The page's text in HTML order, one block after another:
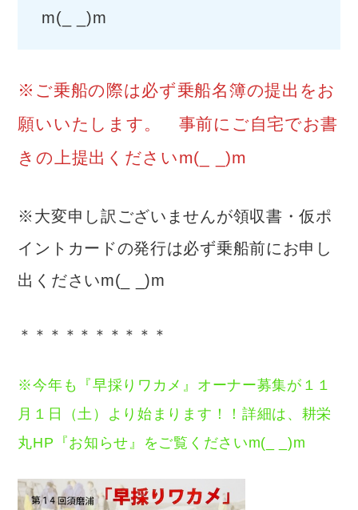
m(_ _)m
※ご乗船の際は必ず乗船名簿の提出をお
願いいたします。 事前にご自宅でお書
きの上提出くださいm(_ _)m
※大変申し訳ございませんが領収書・仮ポ
イントカードの発行は必ず乗船前にお申し
出くださいm(_ _)m
＊＊＊＊＊＊＊＊＊＊
※今年も『早採りワカメ』オーナー募集が１１
月１日（土）より始まります！！詳細は、耕栄
丸HP『お知らせ』をご覧くださいm(_ _)m